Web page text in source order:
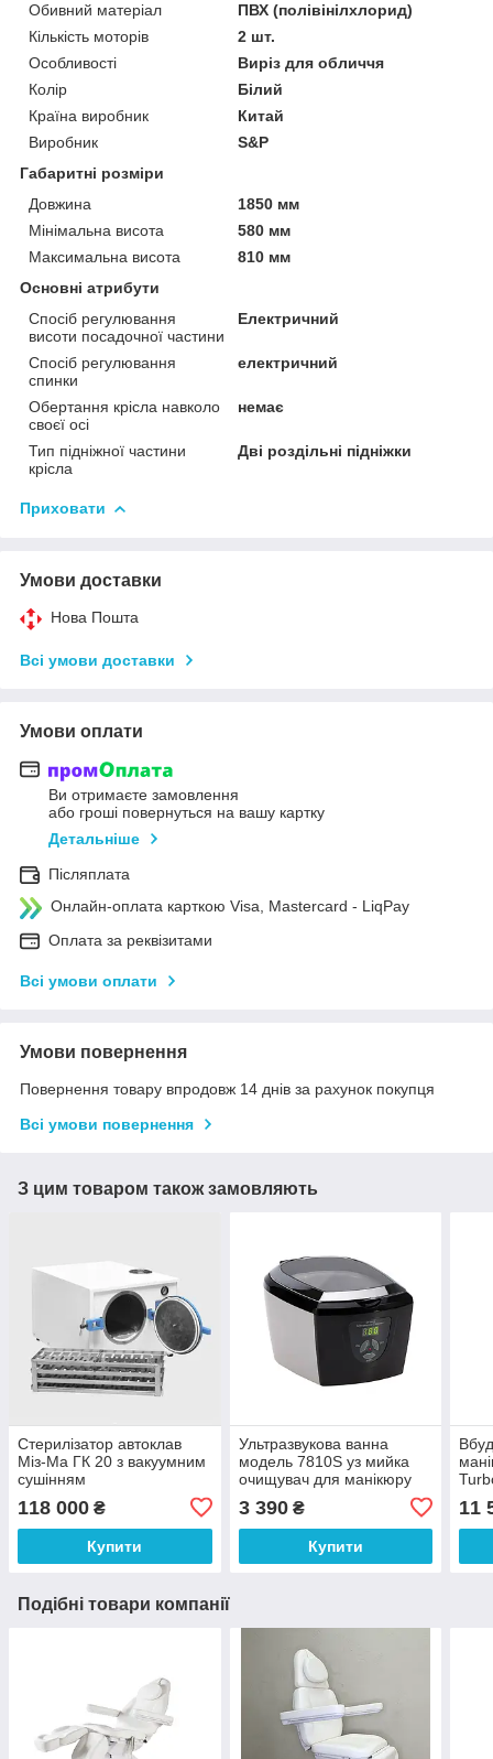
Обивний матеріал
ПВХ (полівінілхлорид)
Кількість моторів
2 шт.
Особливості
Виріз для обличчя
Колір
Білий
Країна виробник
Китай
Виробник
S&P
Габаритні розміри
Довжина
1850 мм
Мінімальна висота
580 мм
Максимальна висота
810 мм
Основні атрибути
Спосіб регулювання
висоти посадочної частини
Електричний
Спосіб регулювання
спинки
електричний
Обертання крісла навколо
своєї осі
немає
Тип підніжної частини
крісла
Дві роздільні підніжки
Приховати
Умови доставки
Нова Пошта
Всі умови доставки
Умови оплати
Ви отримаєте замовлення
або гроші повернуться на вашу картку
Детальніше
Післяплата
Онлайн-оплата карткою Visa, Mastercard - LiqPay
Оплата за реквізитами
Всі умови оплати
Умови повернення
Повернення товару впродовж 14 днів за рахунок покупця
Всі умови повернення
З цим товаром також замовляють
Стерилізатор автоклав
Міз-Ма ГК 20 з вакуумним
сушінням
118 000 ₴
Купити
Ультразвукова ванна
модель 7810S уз мийка
очищувач для манікюру
3 390₴
Купити
11
Подібні товари компанії